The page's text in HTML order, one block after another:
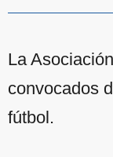
La
convocados
fútbol.